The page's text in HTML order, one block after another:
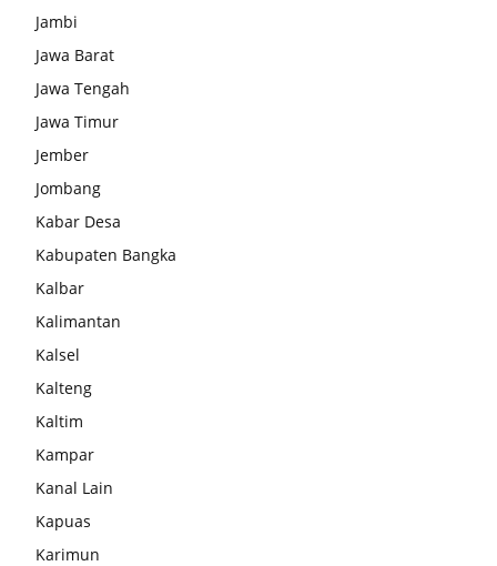
Jambi
Jawa Barat
Jawa Tengah
Jawa Timur
Jember
Jombang
Kabar Desa
Kabupaten Bangka
Kalbar
Kalimantan
Kalsel
Kalteng
Kaltim
Kampar
Kanal Lain
Kapuas
Karimun